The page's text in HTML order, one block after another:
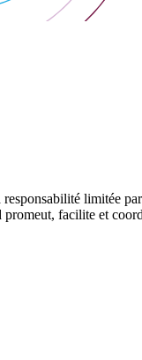
limitée
facilite et